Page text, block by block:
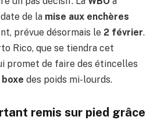
de la mise aux enchères
prévue désormais le 2 février.
Rico, que se tiendra cet
promet de faire des étincelles
boxe des poids mi-lourds.
remis sur pied grâce